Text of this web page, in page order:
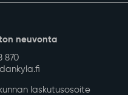
neuvonta
870
laskutusosoite